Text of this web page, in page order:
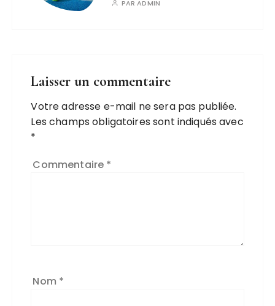
PARADMIN
Laisser un commentaire
Votre adresse e-mail ne sera pas publiée.
Les champs obligatoires sont indiqués avec
*
Commentaire *
Nom *